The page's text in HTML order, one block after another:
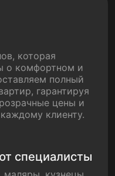
которая
о комфортном и
полный
гарантируя
цены и
клиенту.
специалисты